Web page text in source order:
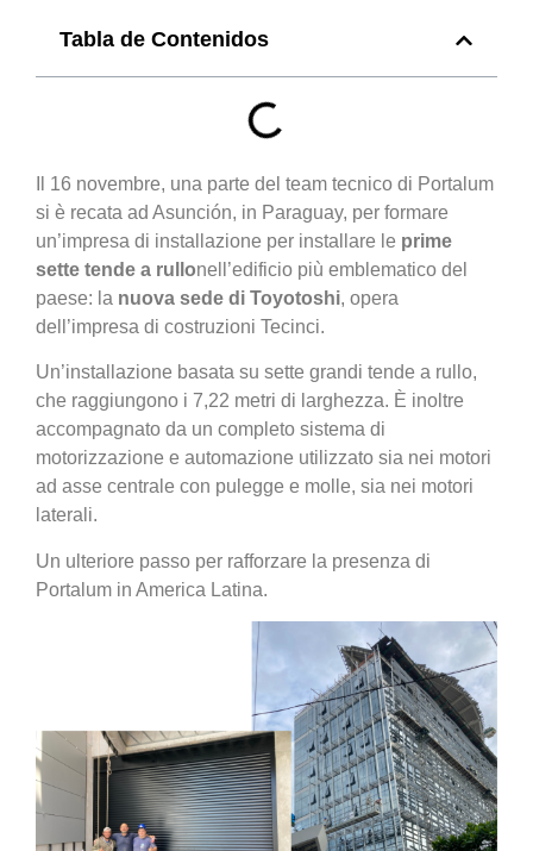
Tabla de Contenidos
Il 16 novembre, una parte del team tecnico di Portalum
si è recata ad Asunción, in Paraguay, per formare
un’impresa di installazione per installare le prime
sette tende a rullonell’edificio più emblematico del
paese: la nuova sede di Toyotoshi, opera
dell’impresa di costruzioni Tecinci.
Un’installazione basata su sette grandi tende a rullo,
che raggiungono i 7,22 metri di larghezza. È inoltre
accompagnato da un completo sistema di
motorizzazione e automazione utilizzato sia nei motori
ad asse centrale con pulegge e molle, sia nei motori
laterali.
Un ulteriore passo per rafforzare la presenza di
Portalum in America Latina.